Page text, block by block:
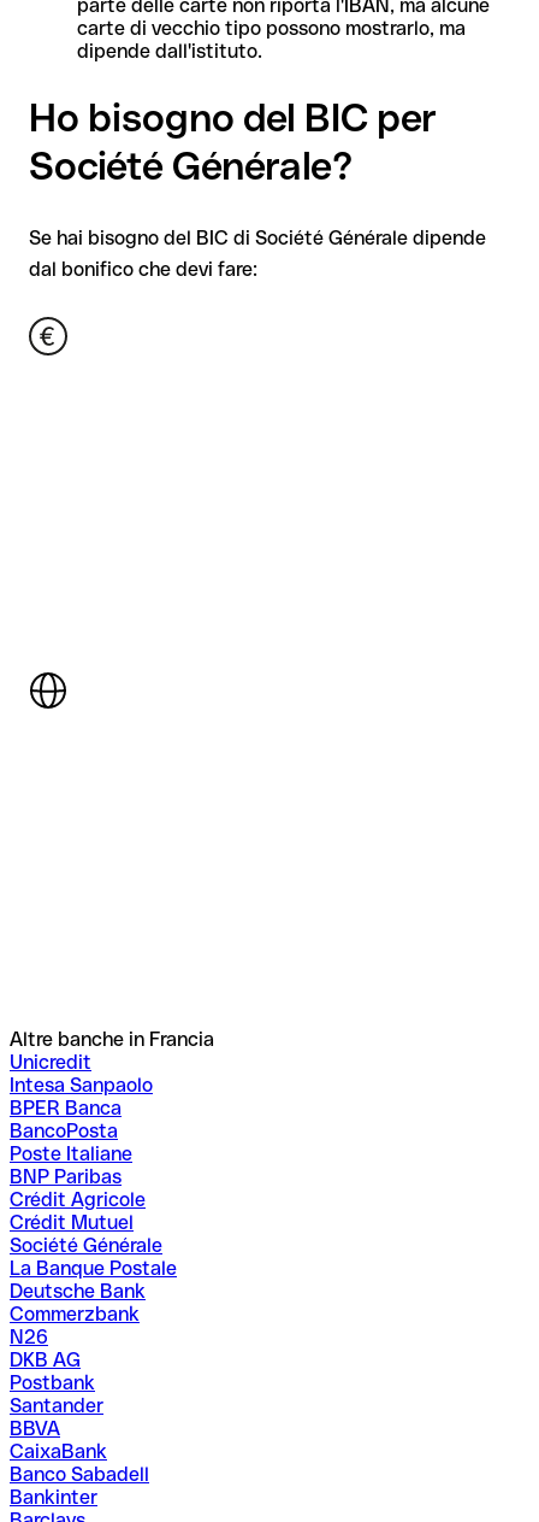
parte delle carte non riporta l'IBAN, ma alcune
carte di vecchio tipo possono mostrarlo, ma
dipende dall'istituto.
Ho bisogno del BIC per
Société Générale?
Se hai bisogno del BIC di Société Générale dipende
dal bonifico che devi fare:
Altre banche in Francia
Unicredit
Intesa Sanpaolo
BPER Banca
BancoPosta
Poste Italiane
BNP Paribas
Crédit Agricole
Crédit Mutuel
Société Générale
La Banque Postale
Deutsche Bank
Commerzbank
N26
DKB AG
Postbank
Santander
BBVA
CaixaBank
Banco Sabadell
Bankinter